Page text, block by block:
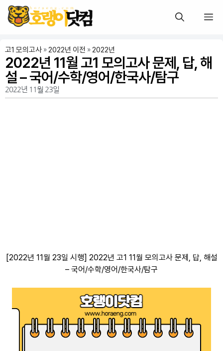
고1 모의고사»2022년 이전 »2022년
2022년 11월 고1 모의고사 문제, 답, 해
설 – 국어/수학/영어/한국사/탐구
2022년 11월 23일
[2022년 11월 23일 시행] 2022년 고1 11월 모의고사 문제, 답, 해설
– 국어/수학/영어/한국사/탐구